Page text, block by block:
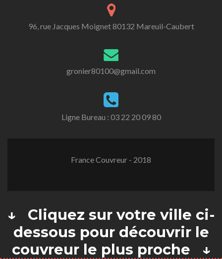
96, rue Jacques Moignet 80132 Mareuil-Caubert
gronier80100@gmail.com
Ligne Bureau : 03 22 20 09 80
France Couvreur - 2018
↓ Cliquez sur votre ville ci-
dessous pour découvrir le
couvreur le plus proche ↓